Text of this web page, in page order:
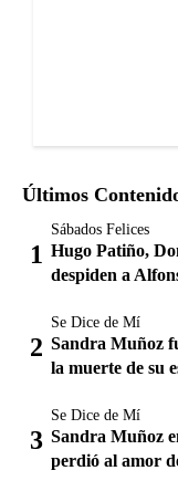
Últimos
Sábados Felices
Hugo Patiño,
despiden a
Se Dice de Mí
Sandra Muñoz
la muerte de su
Se Dice de Mí
Sandra Muñoz
perdió al amor